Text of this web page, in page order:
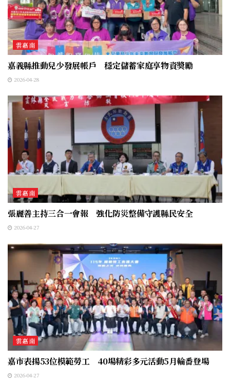
雲嘉南
嘉義縣推動兒少發展帳戶 穩定儲蓄家庭享物資獎勵
2026-04-28
雲嘉南
張麗善主持三合一會報 強化防災整備守護縣民安全
2026-04-27
雲嘉南
嘉市表揚53位模範勞工 40場精彩多元活動5月輪番登場
2026-04-27